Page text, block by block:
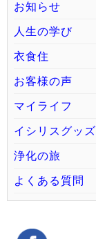
お知らせ
人生の学び
衣食住
お客様の声
マイライフ
イシリスグッズ
浄化の旅
よくある質問